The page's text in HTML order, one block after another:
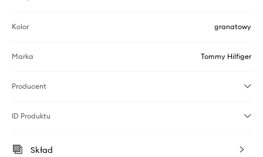
Kolor granatowy
Marka Tommy Hilfiger
Producent
ID Produktu
Skład